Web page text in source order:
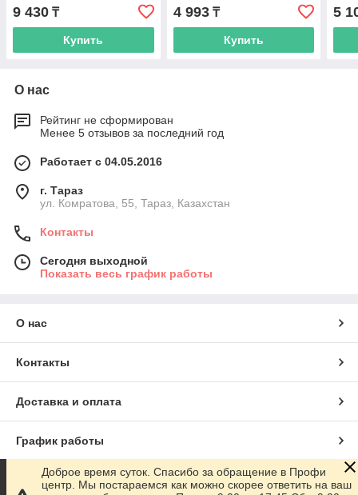
9 430 ₸
Купить
4 993₸
Купить
5
О нас
Рейтинг не сформирован
Менее 5 отзывов за последний год
Работает с 04.05.2016
г. Тараз
ул. Комратова, 55, Тараз, Казахстан
Контакты
Сегодня выходной
Показать весь график работы
О нас
Контакты
Доставка и оплата
График работы
Полная версия сайта
Доброе время суток. Спасибо за обращение в Профи
центр. Мы постараемся как можно скорее ответить на ваш